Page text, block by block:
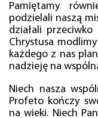
Pamiętamy
podzielali naszą
działali
Chrystusa
każdego z nas
nadzieję na
Niech nasza
Profeto kończy
na wieki. Niech